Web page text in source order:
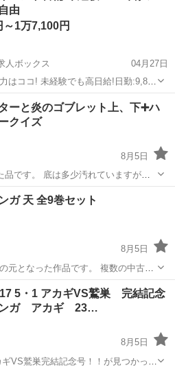
由
～1万7,100円
人ボックス
04月27日
はココ! 未経験でも高日給!日勤:9,840
急な出費も安心 週1日、週末のみ
な働き方 履歴書不要&手ぶら面接
ーと炎のゴブレット上、下➕ハ
クイズ
8月5日
品です。 底は多少汚れていますが、
です。 「ハリーポッタークイズ
ットまでのクイズが1000個収録され
文芸 読書感想文
ガ 天 全9巻セット
8月5日
元となった作品です。 複数の中古書
脇役の作品です。
マンガ、コミック、アニメ
5・1 アカギVS鷲巣 完結記念
ガ アカギ 23…
8月5日
VS鷲巣完結記念号！！が見つかった